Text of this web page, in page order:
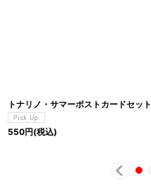
トナリノ・サマーポストカードセット
550円(税込)